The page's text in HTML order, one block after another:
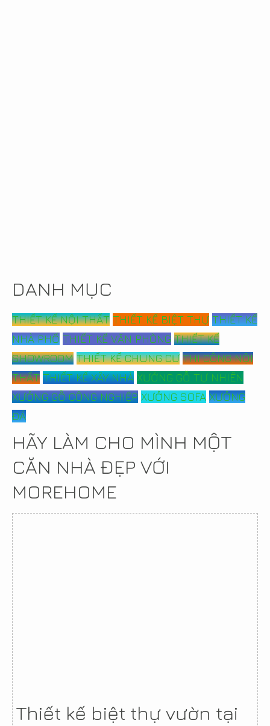
DANH MỤC
THIẾT KẾ NỘI THẤT THIẾT KẾ BIỆT THỰ THIẾT KẾ
NHÀ PHỐ THIẾT KẾ VĂN PHÒNG THIẾT KẾ
SHOWROOM THIẾT KẾ CHUNG CƯ THI CÔNG NỘI
THẤT THIẾT KẾ XÂY NHÀ XƯỞNG GỖ TỰ NHIÊN
XƯỞNG GỖ CÔNG NGHIỆP XƯỞNG SOFA XƯỞNG
ĐÁ
HÃY LÀM CHO MÌNH MỘT
CĂN NHÀ ĐẸP VỚI
MOREHOME
Thiết kế biệt thự vườn tại